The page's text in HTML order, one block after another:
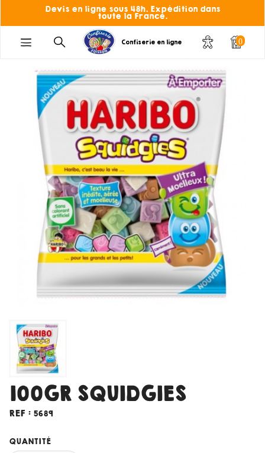
Devis en ligne sous 48h. Expédition dans
toute la France.
Confiserie en ligne 0
100GR SQUIDGIES
REF : 5689
QUANTITÉ